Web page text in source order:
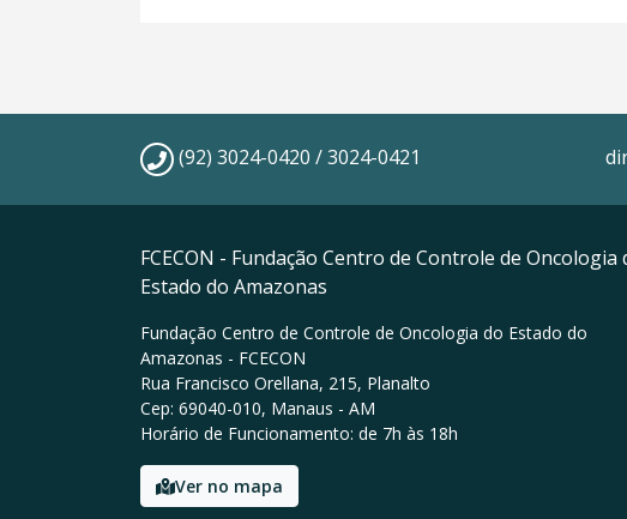
(92) 3024-0420 / 3024-0421
FCECON - Fundação Centro de Controle de Oncologia
Estado do Amazonas
Fundação Centro de Controle de Oncologia do Estado do
Amazonas - FCECON
Rua Francisco Orellana, 215, Planalto
Cep: 69040-010, Manaus - AM
Horário de Funcionamento: de 7h às 18h
Ver no mapa